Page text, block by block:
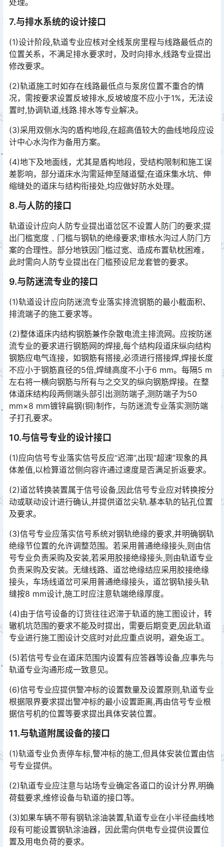
处理。
7.与排水系统的设计接口
(1)设计阶段,轨道专业应核对全线泵房里程与线路最低点的
位置关系，不满足排水要求时，及时向排水,线路专业提出
修改要求。
(2)轨道施工时如存在线路最低点与泵房位置不重合的情
况，需按要求设置反坡排水,反坡坡度不应小于1%，无法设
置时,协调轨道,线路.排水等专业解决。
(3)采用双侧水沟的盾构地段,在超高值较大的曲线地段应设
计中心水沟作为备用方案。
(4)地下及地面线，尤其是盾构地段，受结构限制和施工误
差影响，部分道床水沟需延伸至隧道璧;在道床集水坑、伸
缩缝处的道床与结构衔接处,均应做好防水处理。
8.与人防的接口
轨道设计应向人防专业提出道岔区不设置人防门的要求;提
出门槛宽度﹑门槛与钢轨的绝缘要求;审核水沟过人防门方
案的合理性。部分地铁因门槛过宽、造成布置轨枕困难，
此时需向人防专业提出在门槛预设尼龙套管的要求。󠅅󠅃󠄵󠅂󠄪󠇖󠆨󠆨󠇕󠆞󠆒󠅬󠇘󠆭󠆘󠇙󠆝󠅵󠇗󠆭󠆁󠄐󠇗󠅹󠅸󠇖󠆍󠅳󠇖󠅹󠅰󠇖󠆌󠅹
9.与防迷流专业的接口
(1)轨道设计应向防迷流专业落实排流钢筋的最小截面积、
排流端子的施工要求等。
(2)整体道床内结构钢筋兼作杂散电流主排流网。应按防迷
流专业的要求进行钢筋网的焊接,每个结构段道床纵向结构
钢筋应电气连接，如钢筋有搭接,必须进行搭接焊,焊接长度
不应小于钢筋直径的5倍,焊缝高度不小于6 mm。每隔5 m
左右将一横向钢筋与所有与之交叉的纵向钢筋焊接。在整
体道床结构段两侧端头部引出测防端子,测防端子为50
mm×8 mm镀锌扁钢(铜)制作，与防迷流专业落实测防端
子打孔要求。󠅅󠅃󠄵󠅂󠄪󠇖󠆨󠆨󠇕󠆞󠆒󠅬󠇘󠆭󠆘󠇙󠆝󠅵󠇗󠆭󠆁󠄐󠇗󠅹󠅸󠇖󠆍󠅳󠇖󠅹󠅰󠇖󠆌󠅹
10.与信号专业的设计接口
(1)应向信号专业落实信号反应“迟滞”,出现“超速”现象的具
体差值,以检算道岔侧向容许通过速度是否满足折返要求。
(2)道岔转换装置属于信号设备,因此信号专业应对转换按分
动或联动设计进行确认,并提供道岔尖轨.基本轨的钻孔位置
及要求。
(3)信号专业应落实信号系统对钢轨绝缘的要求,并明确钢轨
绝缘节位置的允许调整范围。若采用普通绝缘接头,则由信
号专业负责采购及安装,若采用胶接绝缘接头,则由轨道专业
负责采购及安装。无缝线路、道岔绝缘结应采用胶接绝缘
接头，车场线道岔可采用普通绝缘接头，道岔钢轨接头轨
缝按8 mm设计,施工时应注意轨端绝缘厚度。󠅅󠅃󠄵󠅂󠄪󠇖󠆨󠆨󠇕󠆞󠆒󠅬󠇘󠆭󠆘󠇙󠆝󠅵󠇗󠆭󠆁󠄐󠇗󠅹󠅸󠇖󠆍󠅳󠇖󠅹󠅰󠇖󠆌󠅹
(4)由于信号设备的订货往往迟滞于轨道的施工图设计，转
辙机坑范围的要求不能及时提出，需要后期变更,因此轨道
专业进行施工图设计交底时对此应重点说明，避免返工。
(5)若信号专业在道床范围内设置有应答器等设备,应事先与
轨道专业沟通形成一致意见。
(6)信号专业应提供警冲标的设置数量及设置原则,轨道专业
根据限界要求提出警冲标的最小设置距离,再由信号专业根
据信号机的位置等要求提出具体安装位置。
11.与轨道附属设备的接口
(1)轨道专业负责停车标,警冲标的施工,但具体安装位置由信
号专业提供。
(2)轨道专业应注意与站场专业确定各道口的设计分界,明确
荷载要求,维修设备与轨道的接口等。
(3)如果车辆不带有钢轨涂油装置,轨道专业在小半径曲线地
段有可能设置钢轨涂油器，因此需向供电专业提供设置位
置及用电负荷的要求。